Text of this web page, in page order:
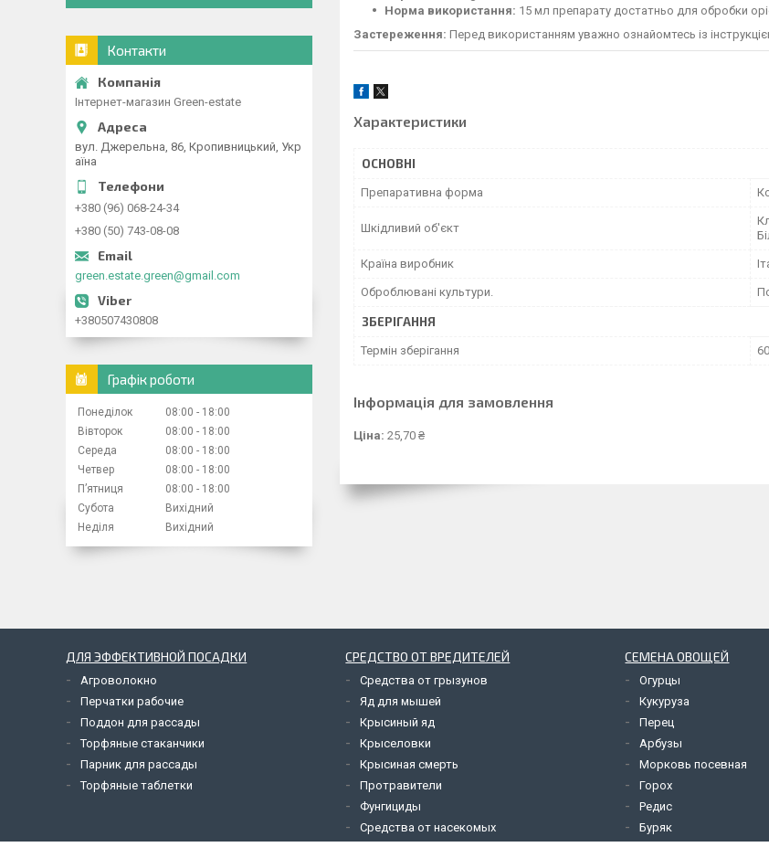
Норма використання: 15 мл препарату достатньо для обробки
Застереження: Перед використанням уважно ознайомтесь із
Характеристики
ОСНОВНІ
Препаративна форма
Шкідливий об'єкт
Країна виробник
Оброблювані культури.
ЗБЕРІГАННЯ
Термін зберігання
Інформація для замовлення
Ціна: 25,70 ₴
Контакти
Інтернет-магазин Green-estate
вул. Джерельна, 86, Кропивницький, Укр
аїна
+380 (96) 068-24-34
+380 (50) 743-08-08
green.estate.green@gmail.com
+380507430808
Графік роботи
Понеділок 08:00
18:00
Вівторок
08:00
18:00
Середа
08:00
18:00
Четвер
08:00
18:00
Пʼятниця
08:00
18:00
Субота
Вихідний
Неділя
Вихідний
ДЛЯ ЭФФЕКТИВНОЙ ПОСАДКИ
Агроволокно
Перчатки рабочие
Поддон для рассады
Торфяные стаканчики
Парник для рассады
Торфяные таблетки
СРЕДСТВО ОТ ВРЕДИТЕЛЕЙ
Средства от грызунов
Яд для мышей
Крысиный яд
Крыселовки
Крысиная смерть
Протравители
Фунгициды
Средства от насекомых
СЕМЕНА ОВОЩЕЙ
Огурцы
Кукуруза
Перец
Арбузы
Морковь посевная
Горох
Редис
Буряк